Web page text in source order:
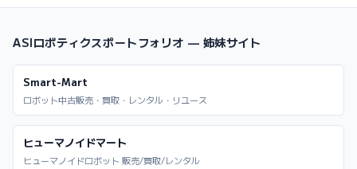
ASIロボティクスポートフォリオ — 姉妹サイト
Smart-Mart
ロボット中古販売・買取・レンタル・リユース
ヒューマノイドマート
ヒューマノイドロボット 販売/買取/レンタル